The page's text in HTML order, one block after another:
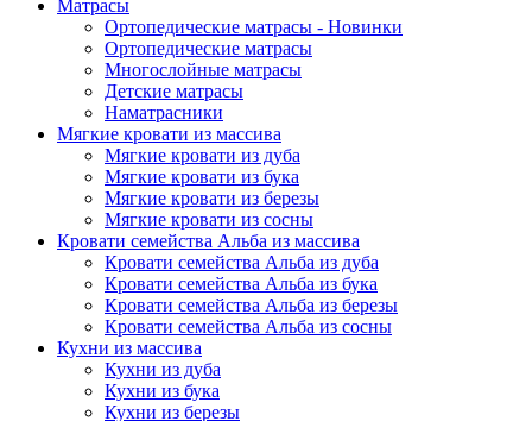
Матрасы
Ортопедические матрасы - Новинки
Ортопедические матрасы
Многослойные матрасы
Детские матрасы
Наматрасники
Мягкие кровати из массива
Мягкие кровати из дуба
Мягкие кровати из бука
Мягкие кровати из березы
Мягкие кровати из сосны
Кровати семейства Альба из массива
Кровати семейства Альба из дуба
Кровати семейства Альба из бука
Кровати семейства Альба из березы
Кровати семейства Альба из сосны
Кухни из массива
Кухни из дуба
Кухни из бука
Кухни из березы